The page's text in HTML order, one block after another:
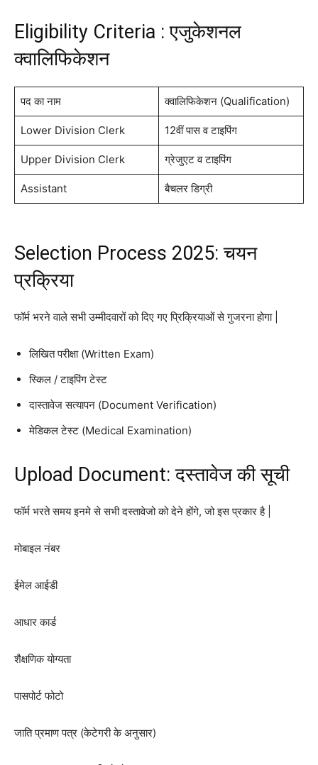
Eligibility Criteria : एजुकेशनल
क्वालिफिकेशन
पद का नाम क्वालिफिकेशन (Qualification)
Lower Division Clerk 12वीं पास व टाइपिंग
Upper Division Clerk ग्रेजुएट व टाइपिंग
Assistant बैचलर डिग्री
Selection Process 2025: चयन
प्रक्रिया
फॉर्म भरने वाले सभी उम्मीदवारों को दिए गए प्रिक्रियाओं से गुजरना होगा |
लिखित परीक्षा (Written Exam)
स्किल / टाइपिंग टेस्ट
दास्तावेज सत्यापन (Document Verification)
मेडिकल टेस्ट (Medical Examination)
Upload Document: दस्तावेज की सूची
फॉर्म भरते समय इनमे से सभी दस्तावेजो को देने होंगे, जो इस प्रकार है |
मोबाइल नंबर
ईमेल आईडी
आधार कार्ड
शैक्षणिक योग्यता
पासपोर्ट फोटो
जाति प्रमाण पत्र (केटेगरी के अनुसार)